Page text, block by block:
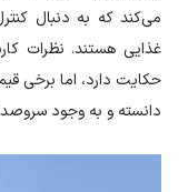
می‌کند که به دنبال
غذایی هستند. نظرات
حکایت دارد، اما برخی
دانسته و به وجود سروصدا